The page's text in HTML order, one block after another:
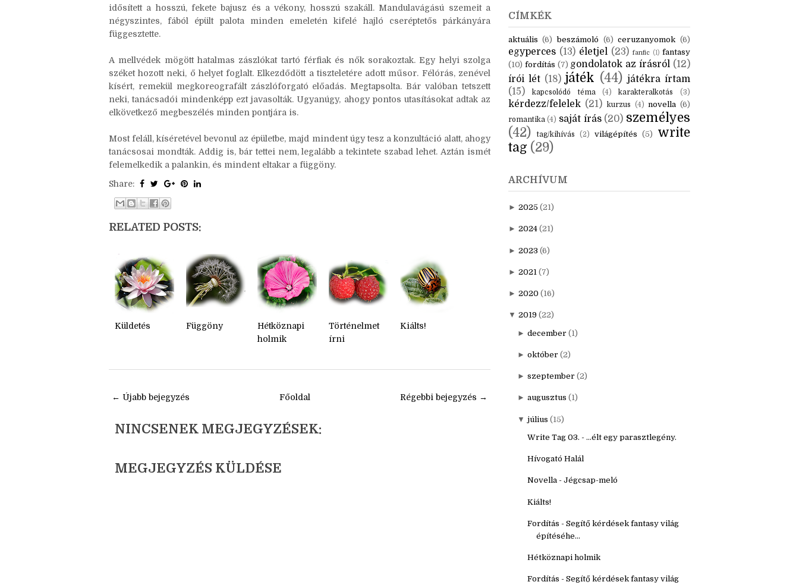
hajlandó vendégként a palota udvarára lépni. Kinyílt az ajtó, majd egy, zhun vérűhöz képest
magas, többrétegű, köntösszerű selyemruhába öltözött férfi lépett a döngölt talajra. Arca
hosszúkás volt, bőre, mint minden zhunnak, sárgás árnyalatú, fiatal vonásain sokat
négyszintes, fából épült palota minden emeletén kifelé hajló cseréptetős párkányára
függesztette.
A mellvédek mögött hatalmas zászlókat tartó férfiak és nők sorakoztak. Egy helyi szolga
széket hozott neki, ő helyet foglalt. Elkezdődött a tiszteletére adott műsor. Félórás, zenével
neki, tanácsadói mindenképp ezt javasolták. Ugyanúgy, ahogy pontos utasításokat adtak az
elkövetkező megbeszélés minden pontjára is.
Most feláll, kíséretével bevonul az épületbe, majd mindent úgy tesz a konzultáció alatt, ahogy
felemelkedik a palankin, és mindent eltakar a függöny.
Share:
RELATED POSTS:
← Újabb bejegyzés Főoldal
NINCSENEK MEGJEGYZÉSEK:
Tiszteljük meg a másik alkotót! ;)
CÍMKÉK
aktuális (6) beszámoló (6) ceruzanyomok (6)
egyperces (13) életjel (23) fanfic (1) fantasy
(10) fordítás (7) gondolatok az írásról (12)
írói lét
(18) játék (44) játékra írtam
(15)
kapcsolódó téma (4) karakteralkotás (3)
kérdezz/felelek
tag/kihívás
tag (29)
► 2025 (21)
► 2024 (21)
► 2023 (6)
► 2021 (7)
2020 (16)
2019 (22)
► december (1)
► október (2)
► szeptember
►augusztus (1)
▼július (15)
Write Tag 03. - ...élt egy parasztlegény.
Hívogató Halál
Novella - Jégcsap-meló
Kiálts!
Fordítás - Segítő kérdések fantasy világ
építéséhe...